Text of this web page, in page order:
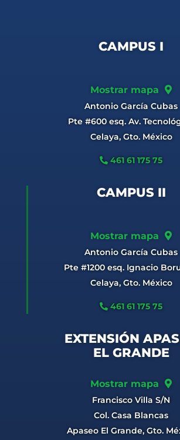
CAMPUS I
Mostrar mapa
Antonio García Cubas
Pte #600 esq. Av.
Celaya, Gto. México
461 61 175 75
CAMPUS II
Mostrar mapa
Antonio García Cubas
Pte #1200 esq. Ignacio
Celaya, Gto. México
461 61 175 75
EXTENSIÓN
EL GRANDE
Mostrar mapa
Francisco Villa S/N
Col. Casa Blancas
Apaseo El Grande, Gto.